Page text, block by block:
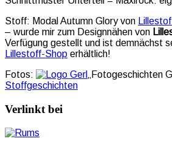
Stoff: Modal Autumn Glory von
– wurde mir zum Designnähen von
Verfügung gestellt und ist demnächst
Lillestoff-Shop erhältlich!
Fotos:
„Fotogeschichten
Stoffgeschichten
Verlinkt bei